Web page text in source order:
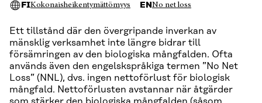
FIKokonaisheikentymättömyys EN No net loss
Ett tillstånd där den övergripande inverkan av
mänsklig verksamhet inte längre bidrar till
försämringen av den biologiska mångfalden. Ofta
används även den engelskspråkiga termen ”No Net
Loss” (NNL), dvs. ingen nettoförlust för biologisk
mångfald. Nettoförlusten avstannar när åtgärder